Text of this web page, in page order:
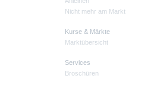
Nicht mehr am Markt
Kurse & Märkte
Marktübersicht
Services
Broschüren